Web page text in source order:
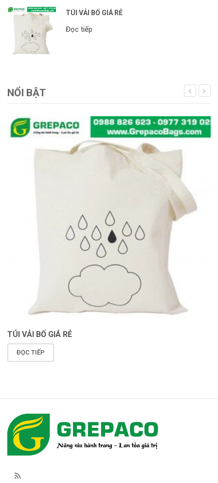
TÚI VẢI BỐ GIÁ RẺ
Đọc tiếp
NỔI BẬT
TÚI VẢI BỐ GIÁ RẺ
ĐỌC TIẾP